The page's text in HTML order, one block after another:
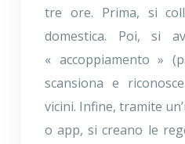
tre ore. Prima, si
domestica. Poi, si
« accoppiamento »
scansiona e
vicini. Infine, tramite
o app, si creano le